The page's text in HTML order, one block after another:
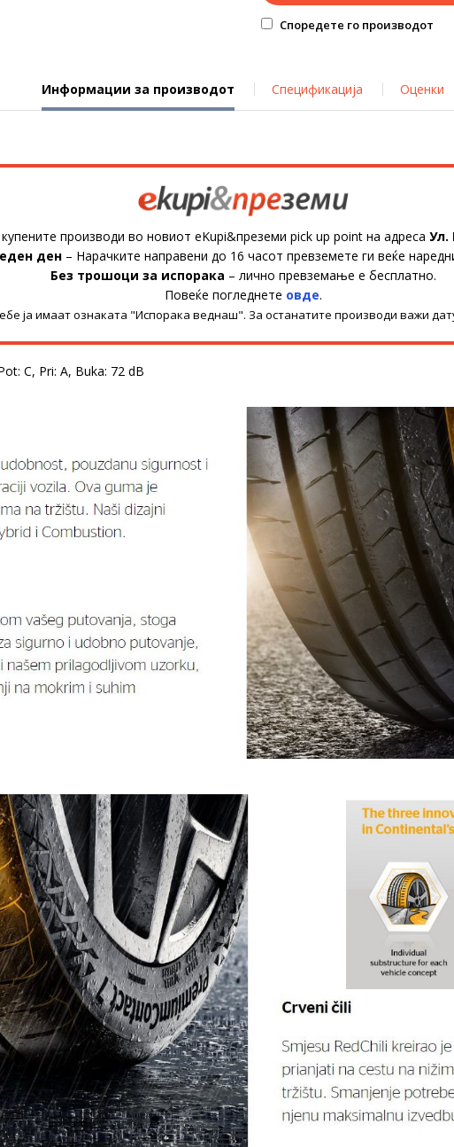
Споредете го производот
Информации за производот Спецификација Оценки
производи во новиот eKupi&преземи pick up point на адреса Ул.
ден – Нарачките направени до 16 часот превземете ги веќе
Без трошоци за испорака – лично превземање е бесплатно.
Повеќе погледнете овде.
ја имаат ознаката "Испорака веднаш". За останатите производи важи
C, Pri: A, Buka: 72 dB